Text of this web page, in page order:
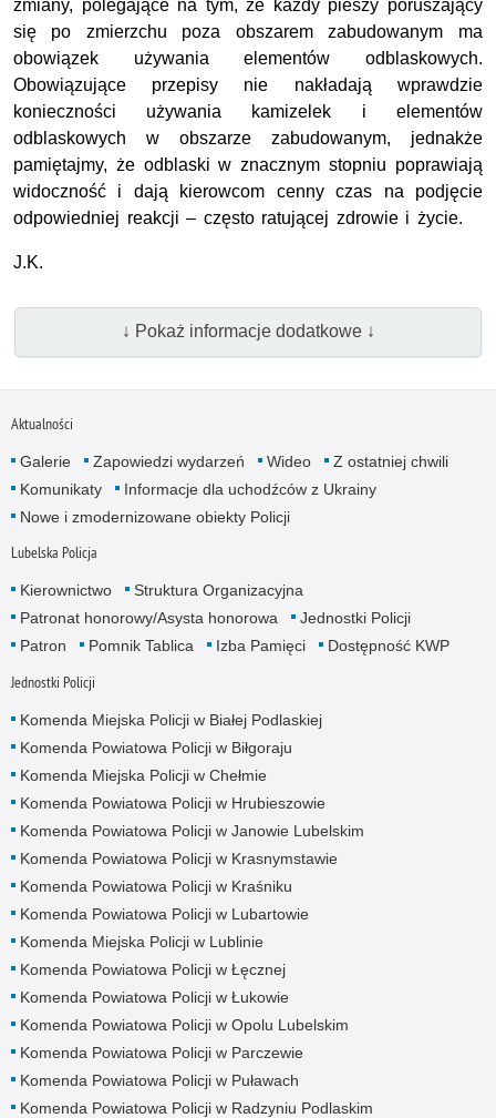
zmiany, polegające na tym, że każdy pieszy poruszający
się po zmierzchu poza obszarem zabudowanym ma
obowiązek używania elementów odblaskowych.
Obowiązujące przepisy nie nakładają wprawdzie
konieczności używania kamizelek i elementów
odblaskowych w obszarze zabudowanym, jednakże
pamiętajmy, że odblaski w znacznym stopniu poprawiają
widoczność i dają kierowcom cenny czas na podjęcie
odpowiedniej reakcji – często ratującej zdrowie i życie.
J.K.
↓ Pokaż informacje dodatkowe ↓
Aktualności
Galerie Zapowiedzi wydarzeń Wideo
Z ostatniej chwili
Komunikaty
Informacje dla uchodźców z Ukrainy
Nowe i zmodernizowane obiekty Policji
Lubelska Policja
Kierownictwo
Struktura Organizacyjna
Patronat honorowy/Asysta honorowa
Jednostki Policji
Patron
Pomnik Tablica Izba Pamięci Dostępność KWP
Jednostki Policji
Komenda Miejska Policji w Białej Podlaskiej
Komenda Powiatowa Policji w Biłgoraju
Komenda Miejska Policji w Chełmie
Komenda Powiatowa Policji w Hrubieszowie
Komenda Powiatowa Policji w Janowie Lubelskim
Komenda Powiatowa Policji w Krasnymstawie
Komenda Powiatowa Policji w Kraśniku
Komenda Powiatowa Policji w Lubartowie
Komenda Miejska Policji w Lublinie
Komenda Powiatowa Policji w Łęcznej
Komenda Powiatowa Policji w Łukowie
Komenda Powiatowa Policji w Opolu Lubelskim
Komenda Powiatowa Policji w Parczewie
Komenda Powiatowa Policji w Puławach
Komenda Powiatowa Policji w Radzyniu Podlaskim